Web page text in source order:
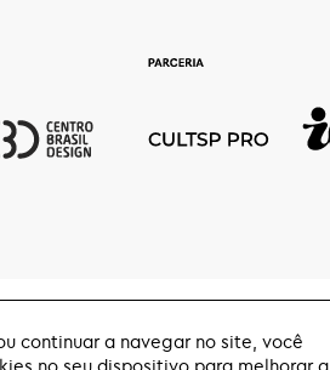
continuar a navegar no site, você